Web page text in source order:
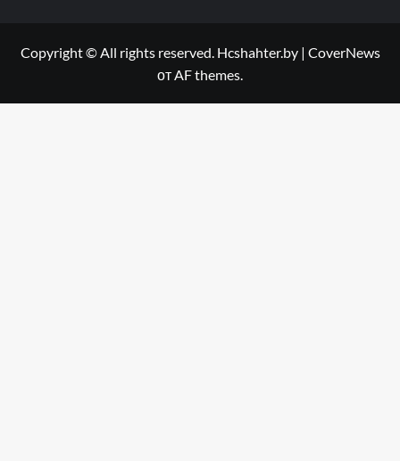
Copyright © All rights reserved. Hcshahter.by | CoverNews
от AF themes.